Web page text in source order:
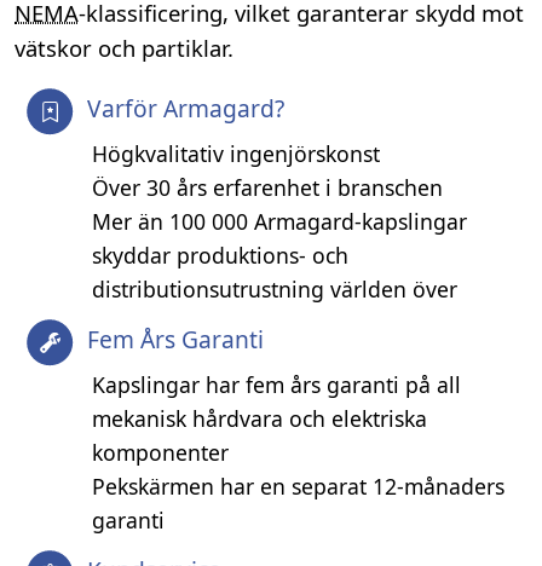
NEMA-klassificering, vilket garanterar skydd mot
vätskor och partiklar.
Varför Armagard?
Högkvalitativ ingenjörskonst
Över 30 års erfarenhet i branschen
Mer än 100 000 Armagard-kapslingar
skyddar produktions- och
distributionsutrustning världen över
Fem Års Garanti
Kapslingar har fem års garanti på all
mekanisk hårdvara och elektriska
komponenter
Pekskärmen har en separat 12-månaders
garanti